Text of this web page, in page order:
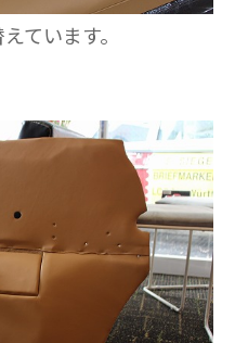
ています。